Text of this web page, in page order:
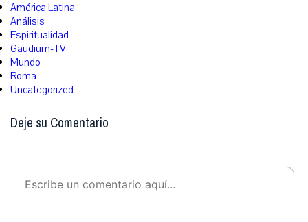
América Latina
Análisis
Espiritualidad
Gaudium-TV
Mundo
Roma
Uncategorized
Deje su Comentario